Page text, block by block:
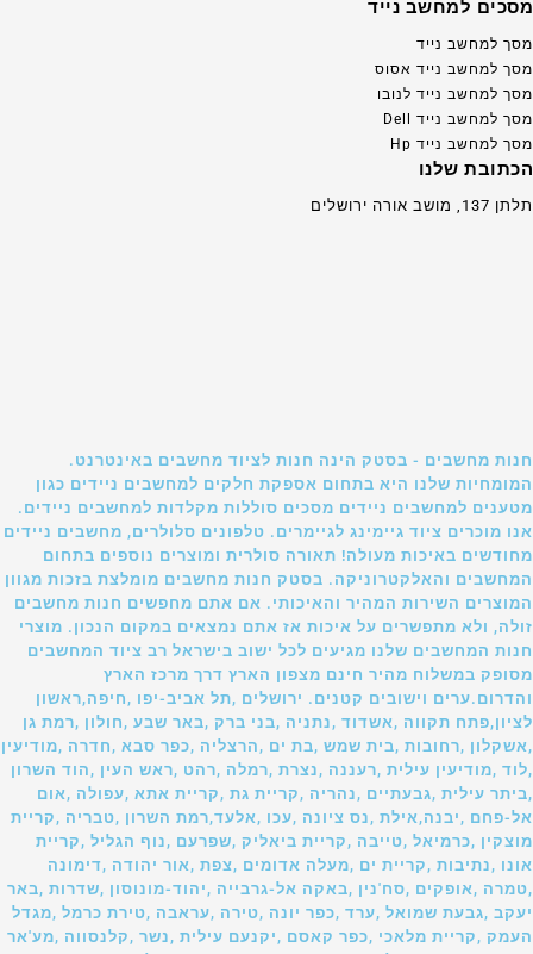
מסכים למחשב נייד
מסך למחשב נייד
מסך למחשב נייד אסוס
מסך למחשב נייד לנובו
מסך למחשב נייד Dell
מסך למחשב נייד Hp
הכתובת שלנו
תלתן 137, מושב אורה ירושלים
חנות מחשבים - בסטק הינה חנות לציוד מחשבים באינטרנט.
המומחיות שלנו היא בתחום אספקת חלקים למחשבים ניידים כגון
מטענים למחשבים ניידים מסכים סוללות מקלדות למחשבים ניידים.
אנו מוכרים ציוד גיימינג לגיימרים. טלפונים סלולרים, מחשבים ניידים
מחודשים באיכות מעולה! תאורה סולרית ומוצרים נוספים בתחום
המחשבים והאלקטרוניקה. בסטק חנות מחשבים מומלצת בזכות מגוון
המוצרים השירות המהיר והאיכותי. אם אתם מחפשים חנות מחשבים
זולה, ולא מתפשרים על איכות אז אתם נמצאים במקום הנכון. מוצרי
חנות המחשבים שלנו מגיעים לכל ישוב בישראל רב ציוד המחשבים
מסופק במשלוח מהיר חינם מצפון הארץ דרך מרכז הארץ
והדרום.ערים וישובים קטנים. ירושלים ,תל אביב-יפו ,חיפה,ראשון
לציון,פתח תקווה ,אשדוד ,נתניה ,בני ברק ,באר שבע ,חולון ,רמת גן
,אשקלון ,רחובות ,בית שמש ,בת ים ,הרצליה ,כפר סבא ,חדרה ,מודיעין
,לוד ,מודיעין עילית ,רעננה ,נצרת ,רמלה ,רהט ,ראש העין ,הוד השרון
,ביתר עילית ,גבעתיים ,נהריה ,קריית גת ,קריית אתא ,עפולה ,אום
אל-פחם ,יבנה,אילת ,נס ציונה ,עכו ,אלעד,רמת השרון ,טבריה ,קריית
מוצקין ,כרמיאל ,טייבה ,קריית ביאליק ,שפרעם ,נוף הגליל ,קריית
אונו ,נתיבות ,קריית ים ,מעלה אדומים ,צפת ,אור יהודה ,דימונה
,טמרה ,אופקים ,סח'נין ,באקה אל-גרבייה ,יהוד-מונוסון ,שדרות ,באר
יעקב ,גבעת שמואל ,ערד ,כפר יונה ,טירה ,עראבה ,טירת כרמל ,מגדל
העמק ,קריית מלאכי ,כפר קאסם ,יקנעם עילית ,נשר ,קלנסווה ,מע'אר